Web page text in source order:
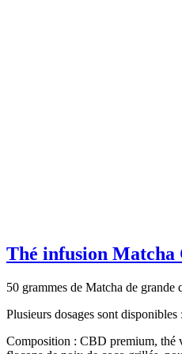
Thé infusion Matcha
50 grammes de Matcha de grande
Plusieurs dosages sont
Composition : CBD premium, thé